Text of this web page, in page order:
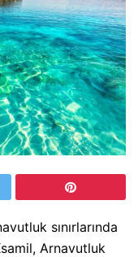
sınırlarında
Arnavutluk